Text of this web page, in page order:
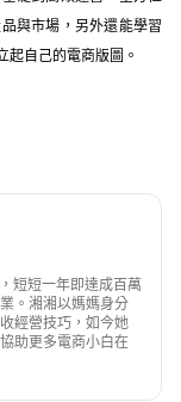
與市場，另外還能學習
起自己的電商版圖。
短短一年即達成百萬
。湘湘以媽媽身分
經營技巧，如今她
助更多電商小白在